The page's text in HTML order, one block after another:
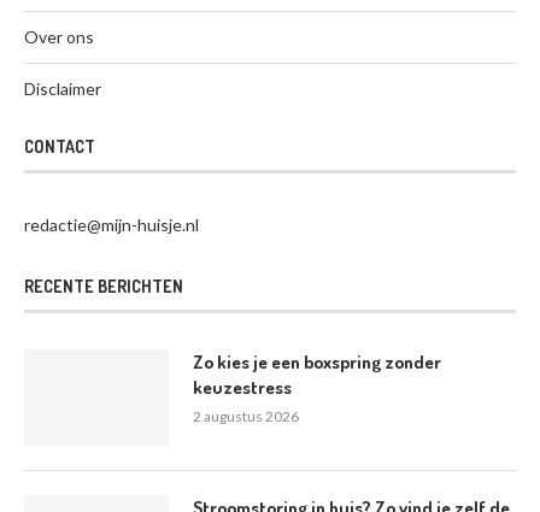
Over ons
Disclaimer
CONTACT
redactie@mijn-huisje.nl
RECENTE BERICHTEN
Zo kies je een boxspring zonder
keuzestress
2 augustus 2026